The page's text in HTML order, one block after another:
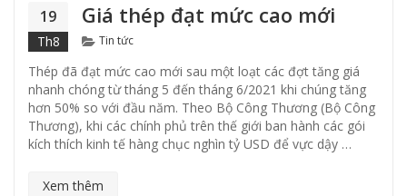
19
Th8
Giá thép đạt mức cao mới
Categories
Tin tức
Thép đã đạt mức cao mới sau một loạt các đợt tăng giá
nhanh chóng từ tháng 5 đến tháng 6/2021 khi chúng tăng
hơn 50% so với đầu năm. Theo Bộ Công Thương (Bộ Công
Thương), khi các chính phủ trên thế giới ban hành các gói
kích thích kinh tế hàng chục nghìn tỷ USD để vực dậy …
Xem thêm